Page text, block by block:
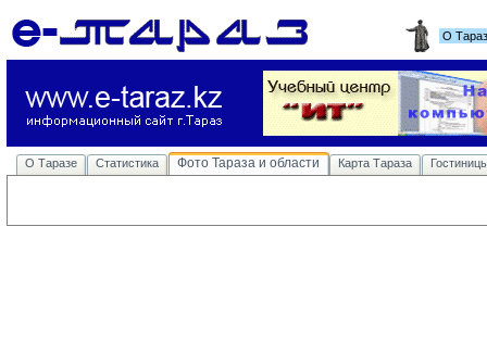
О
О Таразе Статистика Фото Тараза и области Карта Тараза